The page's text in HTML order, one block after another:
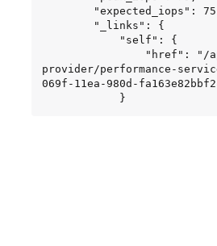
provider/performance-
069f-11ea-980d-
            }